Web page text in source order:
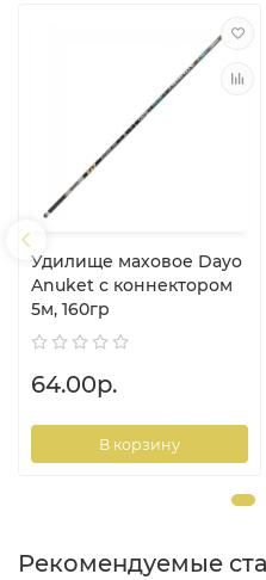
Удилище маховое Dayo
Anuket с коннектором
5м, 160гр
64.00р.
В корзину
Рекомендуемые